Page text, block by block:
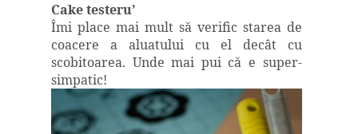
Cake testeru’
Îmi place mai mult să verific starea de
coacere a aluatului cu el decât cu
scobitoarea. Unde mai pui că e super-
simpatic!